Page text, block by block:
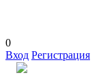
0
Вход Регистрация